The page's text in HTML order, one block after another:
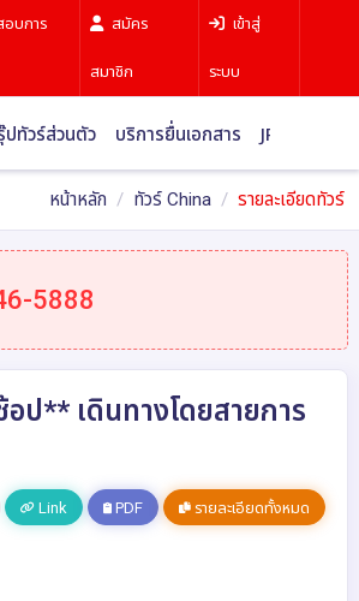
อบการ สมัคร
สมาชิก
เข้าสู่
ระบบ
ทัวร์ส่วนตัว บริการยื่นเอกสาร JR Pass
หน้าหลัก ทัวร์ China รายละเอียดทัวร์
5888
ป** เดินทางโดยสายการ
Link PDF รายละเอียดทั้งหมด